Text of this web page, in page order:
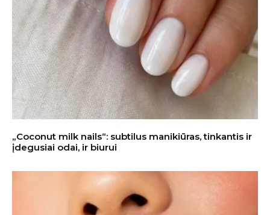
„Coconut milk nails“: subtilus manikiūras, tinkantis ir
įdegusiai odai, ir biurui